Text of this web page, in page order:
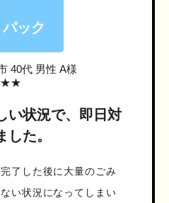
パック
40代 男性 A様
い状況で、即日対
た。
了した後に大量のごみ
い状況になってしまい